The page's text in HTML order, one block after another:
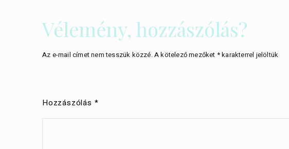
Vélemény, hozzászólás?
Az e-mail címet nem tesszük közzé.A kötelező mezőket *karakterrel jelöltük
Hozzászólás *